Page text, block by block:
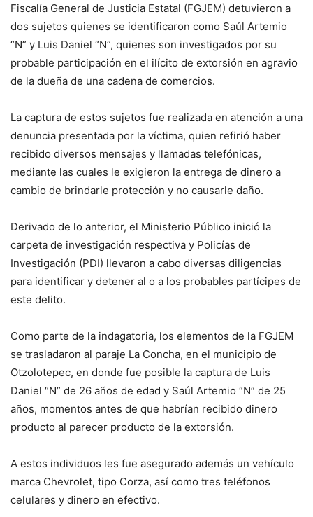
Fiscalía General de Justicia Estatal (FGJEM) detuvieron a
dos sujetos quienes se identificaron como Saúl Artemio
“N” y Luis Daniel “N”, quienes son investigados por su
probable participación en el ilícito de extorsión en agravio
de la dueña de una cadena de comercios.
La captura de estos sujetos fue realizada en atención a una
denuncia presentada por la víctima, quien refirió haber
recibido diversos mensajes y llamadas telefónicas,
mediante las cuales le exigieron la entrega de dinero a
cambio de brindarle protección y no causarle daño.
Derivado de lo anterior, el Ministerio Público inició la
carpeta de investigación respectiva y Policías de
Investigación (PDI) llevaron a cabo diversas diligencias
para identificar y detener al o a los probables partícipes de
este delito.
Como parte de la indagatoria, los elementos de la FGJEM
se trasladaron al paraje La Concha, en el municipio de
Otzolotepec, en donde fue posible la captura de Luis
Daniel “N” de 26 años de edad y Saúl Artemio “N” de 25
años, momentos antes de que habrían recibido dinero
producto al parecer producto de la extorsión.
A estos individuos les fue asegurado además un vehículo
marca Chevrolet, tipo Corza, así como tres teléfonos
celulares y dinero en efectivo.